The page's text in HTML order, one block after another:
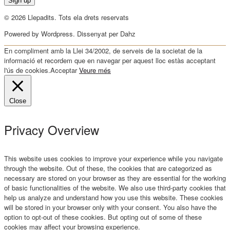
© 2026 Llepadits. Tots ela drets reservats
Powered by Wordpress. Dissenyat per Dahz
En compliment amb la Llei 34/2002, de serveis de la societat de la
informació et recordem que en navegar per aquest lloc estàs acceptant
l'ús de cookies.Acceptar Veure més
Close
Privacy Overview
This website uses cookies to improve your experience while you navigate
through the website. Out of these, the cookies that are categorized as
necessary are stored on your browser as they are essential for the working
of basic functionalities of the website. We also use third-party cookies that
help us analyze and understand how you use this website. These cookies
will be stored in your browser only with your consent. You also have the
option to opt-out of these cookies. But opting out of some of these
cookies may affect your browsing experience.